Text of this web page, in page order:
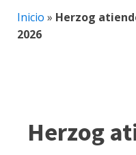
Inicio » Herzog
2026
Herzog